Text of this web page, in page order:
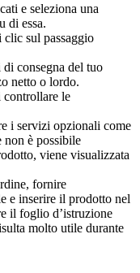
e seleziona una
di essa.
sul passaggio
consegna del tuo
netto o lordo.
le
i servizi opzionali come
non è possibile
viene visualizzata
fornire
e inserire il prodotto nel
il foglio d’istruzione
molto utile durante